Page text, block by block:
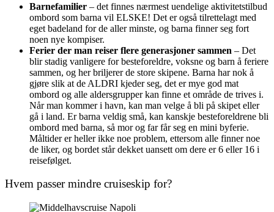
Barnefamilier – det finnes nærmest uendelige aktivitetstilbud
ombord som barna vil ELSKE! Det er også tilrettelagt med
eget badeland for de aller minste, og barna finner seg fort
noen nye kompiser.
Ferier der man reiser flere generasjoner sammen – Det
blir stadig vanligere for besteforeldre, voksne og barn å feriere
sammen, og her briljerer de store skipene. Barna har nok å
gjøre slik at de ALDRI kjeder seg, det er mye god mat
ombord og alle aldersgrupper kan finne et område de trives i.
Når man kommer i havn, kan man velge å bli på skipet eller
gå i land. Er barna veldig små, kan kanskje besteforeldrene bli
ombord med barna, så mor og far får seg en mini byferie.
Måltider er heller ikke noe problem, ettersom alle finner noe
de liker, og bordet står dekket uansett om dere er 6 eller 16 i
reisefølget.
Hvem passer mindre cruiseskip for?